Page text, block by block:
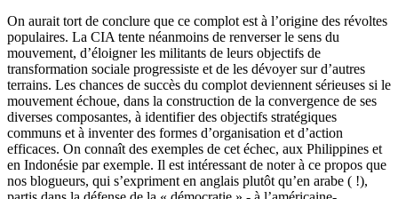
On aurait tort de conclure que ce complot est à l’origine des révoltes
populaires. La CIA tente néanmoins de renverser le sens du
mouvement, d’éloigner les militants de leurs objectifs de
transformation sociale progressiste et de les dévoyer sur d’autres
terrains. Les chances de succès du complot deviennent sérieuses si le
mouvement échoue, dans la construction de la convergence de ses
diverses composantes, à identifier des objectifs stratégiques
communs et à inventer des formes d’organisation et d’action
efficaces. On connaît des exemples de cet échec, aux Philippines et
en Indonésie par exemple. Il est intéressant de noter à ce propos que
nos blogueurs, qui s’expriment en anglais plutôt qu’en arabe ( !),